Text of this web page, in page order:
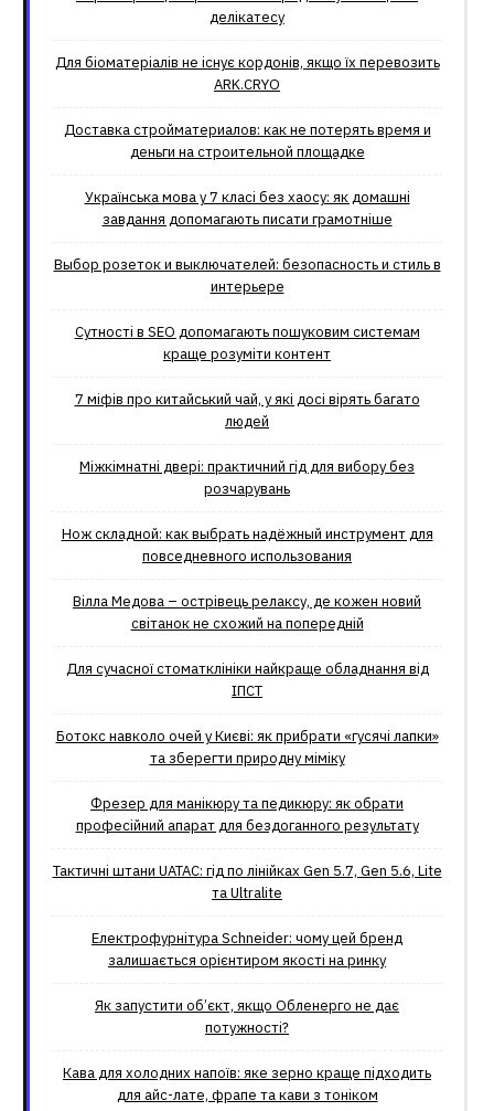
делікатесу
Для біоматеріалів не існує кордонів, якщо їх перевозить
ARK.CRYO
Доставка стройматериалов: как не потерять время и
деньги на строительной площадке
Українська мова у 7 класі без хаосу: як домашні
завдання допомагають писати грамотніше
Выбор розеток и выключателей: безопасность и стиль в
интерьере
Сутності в SEO допомагають пошуковим системам
краще розуміти контент
7 міфів про китайський чай, у які досі вірять багато
людей
Міжкімнатні двері: практичний гід для вибору без
розчарувань
Нож складной: как выбрать надёжный инструмент для
повседневного использования
Вілла Медова – острівець релаксу, де кожен новий
світанок не схожий на попередній
Для сучасної стоматклініки найкраще обладнання від
ІПСТ
Ботокс навколо очей у Києві: як прибрати «гусячі лапки»
та зберегти природну міміку
Фрезер для манікюру та педикюру: як обрати
професійний апарат для бездоганного результату
Тактичні штани UATAC: гід по лінійках Gen 5.7, Gen 5.6, Lite
та Ultralite
Електрофурнітура Schneider: чому цей бренд
залишається орієнтиром якості на ринку
Як запустити об’єкт, якщо Обленерго не дає
потужності?
Кава для холодних напоїв: яке зерно краще підходить
для айс-лате, фрапе та кави з тоніком